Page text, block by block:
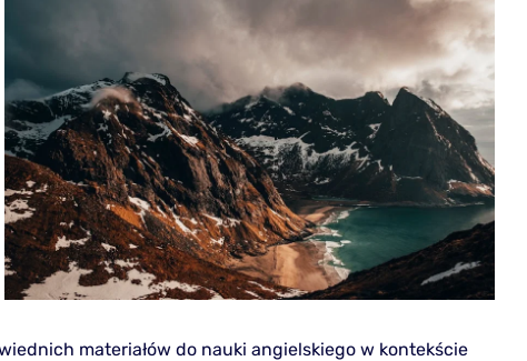
materiałów do nauki angielskiego w kontekście